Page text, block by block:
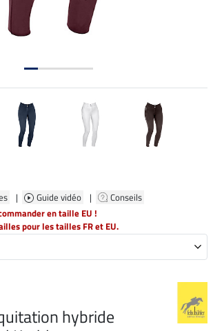
| Guide vidéo |
Conseils
en taille EU !
pour les tailles FR et EU.
hybride